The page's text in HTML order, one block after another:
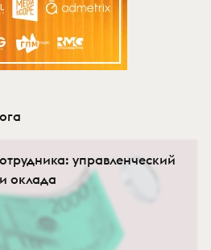
управленческий
оклада